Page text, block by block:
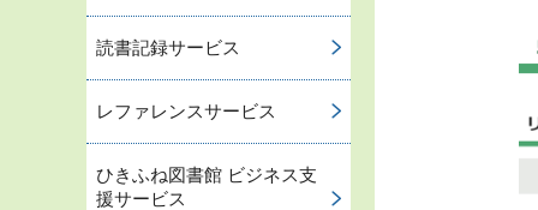
読書記録サービス
レファレンスサービス
ひきふね図書館 ビジネス支
援サービス